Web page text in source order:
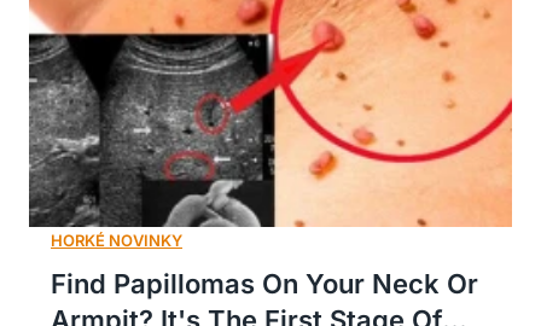
Find Papillomas On Your Neck Or